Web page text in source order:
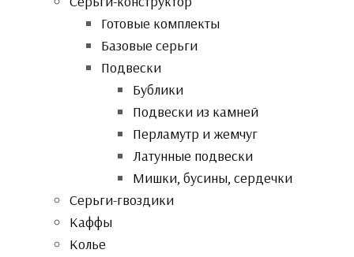
Готовые комплекты
Базовые серьги
Подвески
Бублики
Подвески из камней
Перламутр и жемчуг
Латунные подвески
Мишки, бусины, сердечки
Серьги-гвоздики
Каффы
Колье